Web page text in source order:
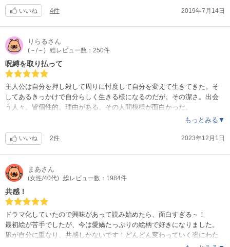
いいね 4件 2019年7月14日
りらるさん
(－/－) 総レビュー数：250件
呪縛を取り払って
主人公は自分を押し殺して周りに忖度して自分を変えて生きてきた。そ
してあるきっかけで自分らしく生きる様になるのだが。その潔さ。出会
う人々。皆個性的。理由がある。その人間模様が面白かった。
もっとみる▼
いいね 2件 2023年12月1日
まあさん
(女性/40代) 総レビュー数：1984件
共感！
ドラマ化していたので興味があって読み始めたら、面白すぎる～！
最初絵が苦手でしたが、今は愛嬌たっぷりの絵柄で好きになりました。
凪が自分に重なり、共感しかないです！どんどん変わっていく姿にわた